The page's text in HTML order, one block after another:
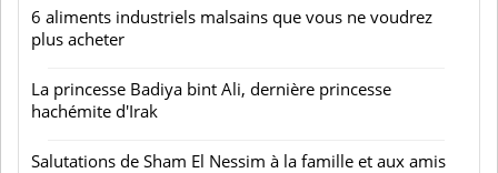
6 aliments industriels malsains que vous ne voudrez
plus acheter
La princesse Badiya bint Ali, dernière princesse
hachémite d'Irak
Salutations de Sham El Nessim à la famille et aux amis